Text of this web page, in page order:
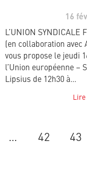
16
L’UNION SYNDICALE
(en collaboration avec
vous propose le jeudi
l’Union européenne –
Lipsius de 12h30 à…
Lire
… 42 43